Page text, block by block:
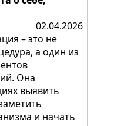
02.04.2026
– это не
а один из
Она
выявить
и начать